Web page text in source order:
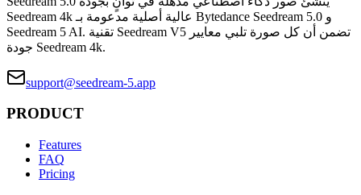
Seedream 4k عالية أصلية مدعومة بـ Bytedance Seedream 5.0 و
Seedream 5 AI. تقنية Seedream V5 تضمن أن كل صورة تلبي معايير
جودة Seedream 4k.
support@seedream-5.app
PRODUCT
Features
FAQ
Pricing